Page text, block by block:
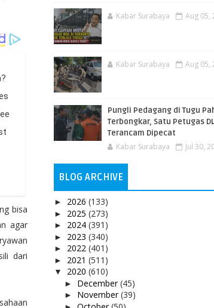
bisa
agar
dari
Kabar Surabaya Aug 05,
Kabar Surabaya Aug 05,
Pungli Pedagang di Tugu
Terbongkar, Satu Petugas
Terancam Dipecat
Kabar Surabaya Jul 30,
BLOG ARCHIVE
► 2026 (133)
► 2025 (273)
► 2024 (391)
► 2023 (340)
► 2022 (401)
► 2021 (511)
▼ 2020 (610)
► December(45)
► November(39)